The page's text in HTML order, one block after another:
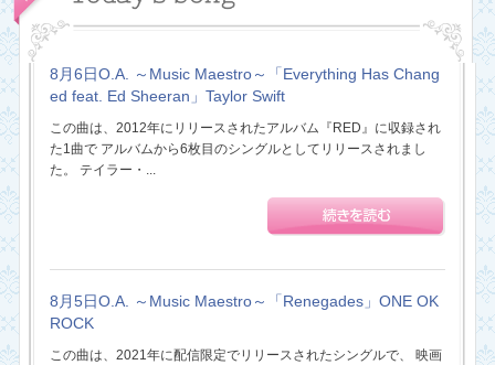
8月6日O.A. ～Music Maestro～「Everything Has Chang
ed feat. Ed Sheeran」Taylor Swift
この曲は、2012年にリリースされたアルバム『RED』に収録され
た1曲で アルバムから6枚目のシングルとしてリリースされまし
た。 テイラー・...
8月5日O.A. ～Music Maestro～「Renegades」ONE OK
ROCK
この曲は、2021年に配信限定でリリースされたシングルで、 映画